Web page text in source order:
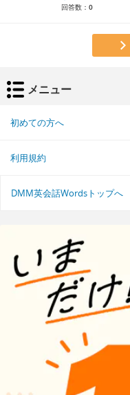
回答数： 0
メニュー
初めての方へ
利用規約
DMM英会話Wordsトップへ